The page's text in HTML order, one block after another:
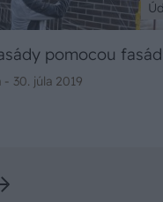
pomocou
- 30. júla 2019